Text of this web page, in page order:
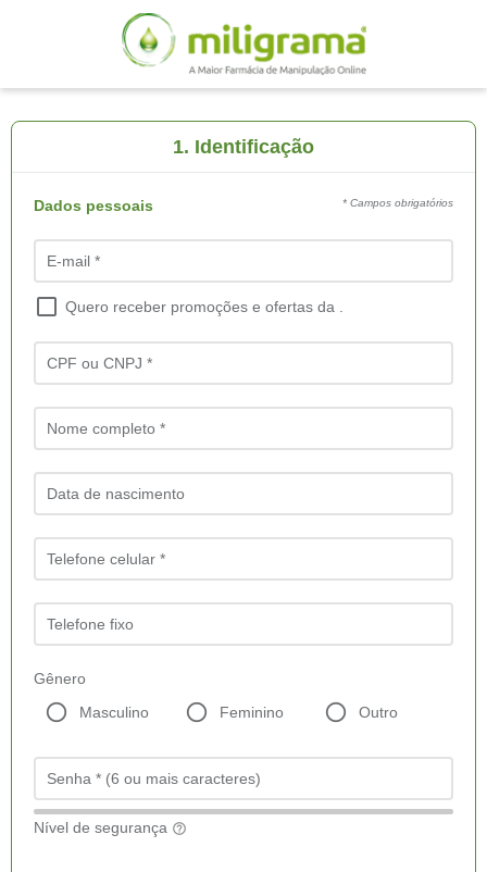
1. Identificação
Dados pessoais * Campos obrigatórios
E-mail *
Quero receber promoções e ofertas da .
CPF ou CNPJ *
Nome completo *
Data de nascimento
Telefone celular *
Telefone fixo
Gênero
Masculino
Feminino Outro
Senha * (6 ou mais caracteres)
Nível de segurança help_outlined